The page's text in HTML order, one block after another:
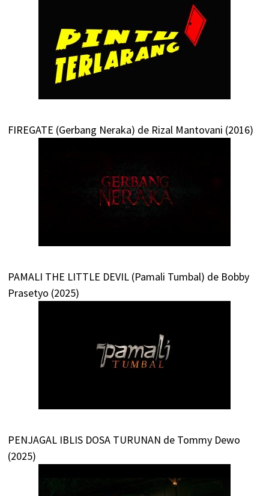
FIREGATE (Gerbang Neraka) de Rizal Mantovani (2016)
PAMALI THE LITTLE DEVIL (Pamali Tumbal) de Bobby
Prasetyo (2025)
PENJAGAL IBLIS DOSA TURUNAN de Tommy Dewo
(2025)